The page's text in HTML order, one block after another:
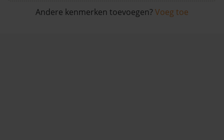
Andere kenmerken toevoegen? Voeg toe